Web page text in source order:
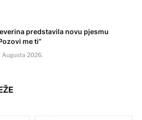
predstavila novu pjesmu
me ti”
Augusta 2026.